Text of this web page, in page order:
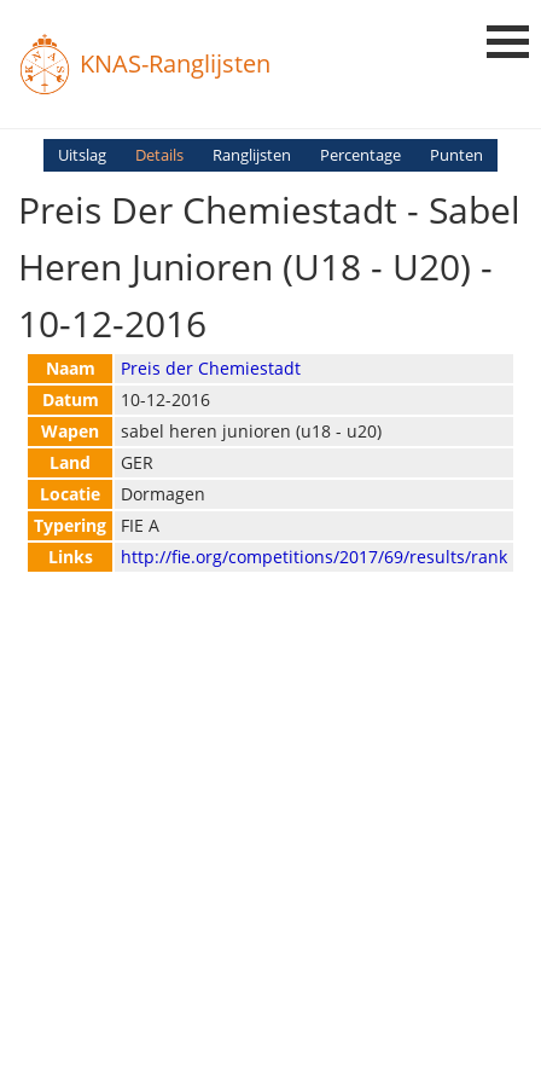
KNAS-Ranglijsten
Login
Ranglijsten
Uitslag Details Ranglijsten Percentage Punten
Preis Der Chemiestadt - Sabel
Heren Junioren (U18 - U20) -
10-12-2016
Naam
Preis der Chemiestadt
Datum
10-12-2016
Wapen
sabel heren junioren (u18 - u20)
Land
GER
Locatie
Dormagen
Typering
FIE A
Links
http://fie.org/competitions/2017/69/results/rank